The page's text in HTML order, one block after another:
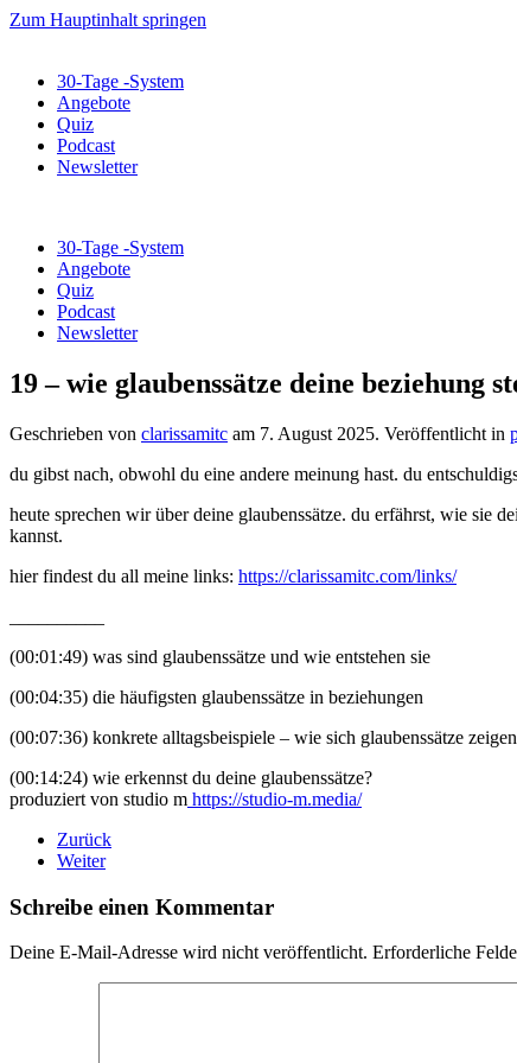
Zum Hauptinhalt springen
30-Tage -System
Angebote
Quiz
Podcast
Newsletter
30-Tage -System
Angebote
Quiz
Podcast
Newsletter
19 – wie glaubenssätze deine beziehung
Geschrieben von clarissamitc am 7. August 2025. Veröffentlicht in
du gibst nach, obwohl du eine andere meinung hast. du
heute sprechen wir über deine glaubenssätze. du erfährst, wie sie
kannst.
hier findest du all meine links: https://clarissamitc.com/links/
(00:01:49) was sind glaubenssätze und wie entstehen sie
(00:04:35) die häufigsten glaubenssätze in beziehungen
(00:07:36) konkrete alltagsbeispiele – wie sich glaubenssätze zeigen
(00:14:24) wie erkennst du deine glaubenssätze?
produziert von studio m ⁠https://studio-m.media/
Zurück
Weiter
Schreibe einen Kommentar
Deine E-Mail-Adresse wird nicht veröffentlicht. Erforderliche